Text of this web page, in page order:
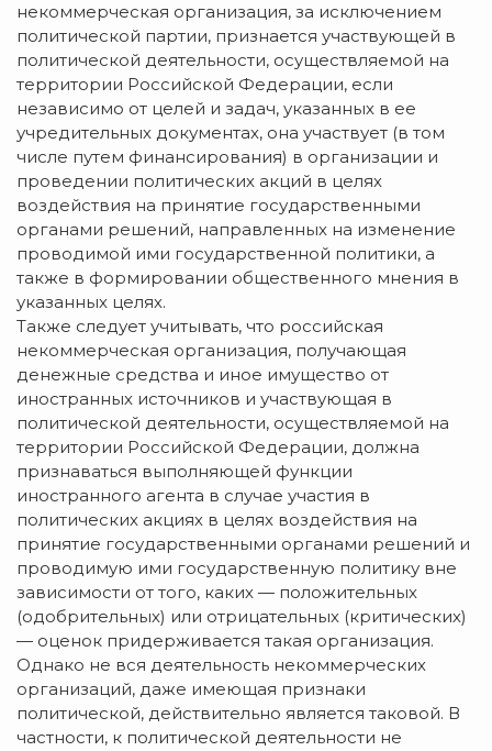
некоммерческая организация, за исключением
политической партии, признается участвующей в
политической деятельности, осуществляемой на
территории Российской Федерации, если
независимо от целей и задач, указанных в ее
учредительных документах, она участвует (в том
числе путем финансирования) в организации и
проведении политических акций в целях
воздействия на принятие государственными
органами решений, направленных на изменение
проводимой ими государственной политики, а
также в формировании общественного мнения в
указанных целях.
Также следует учитывать, что российская
некоммерческая организация, получающая
денежные средства и иное имущество от
иностранных источников и участвующая в
политической деятельности, осуществляемой на
территории Российской Федерации, должна
признаваться выполняющей функции
иностранного агента в случае участия в
политических акциях в целях воздействия на
принятие государственными органами решений и
проводимую ими государственную политику вне
зависимости от того, каких — положительных
(одобрительных) или отрицательных (критических)
— оценок придерживается такая организация.
Однако не вся деятельность некоммерческих
организаций, даже имеющая признаки
политической, действительно является таковой. В
частности, к политической деятельности не